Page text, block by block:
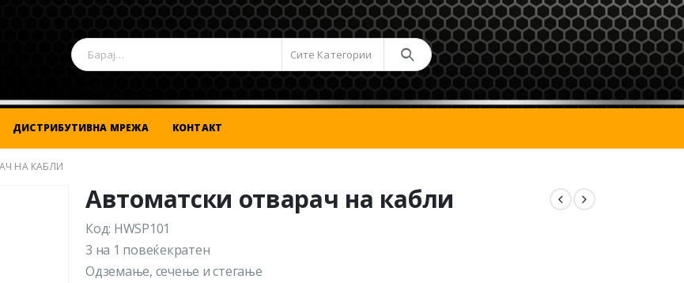
Сите Категории
ДИСТРИБУТИВНА МРЕЖА КОНТАКТ
НА КАБЛИ
Автоматски отварач на кабли
Код: HWSP101
3 на 1 повеќекратен
Одземање, сечење и стегање